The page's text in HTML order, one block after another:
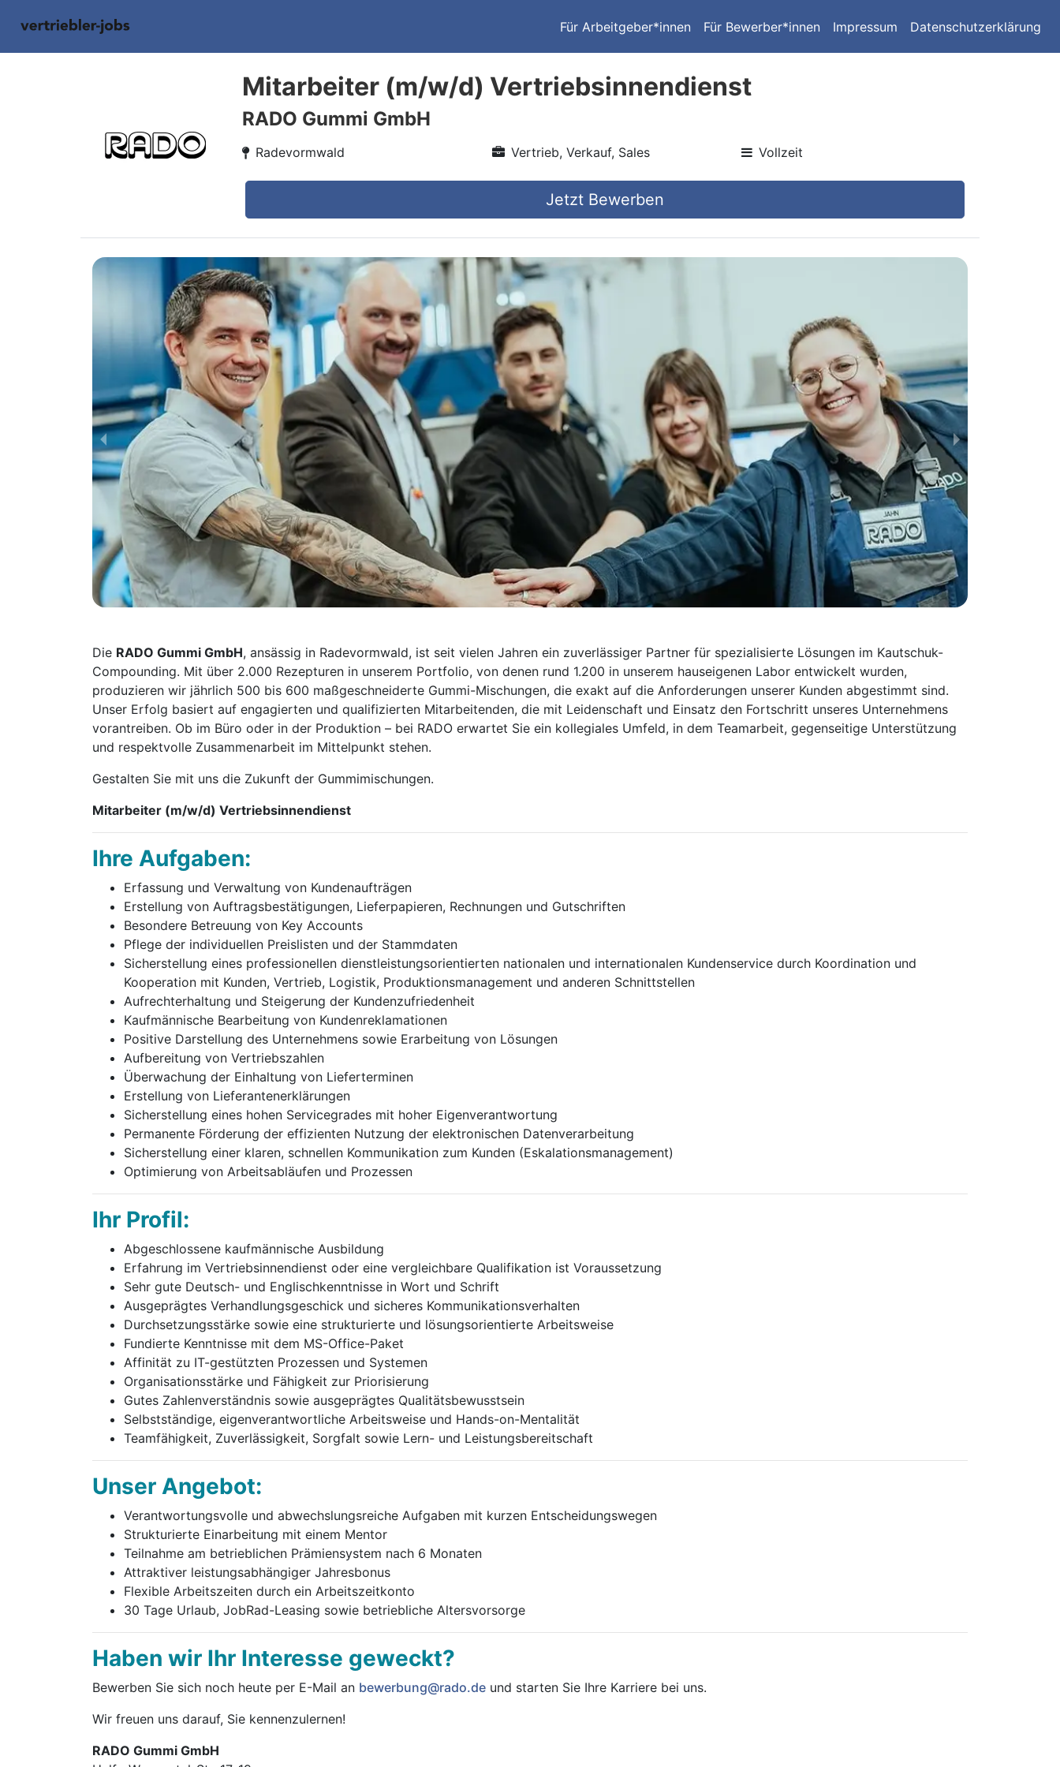
Für Arbeitgeber*innen Für Bewerber*innen Impressum Datenschutzerklärung
Mitarbeiter (m/w/d) Vertriebsinnendienst
RADO Gummi GmbH
Radevormwald Vertrieb, Verkauf, Sales Vollzeit
Jetzt Bewerben
Die RADO Gummi GmbH, ansässig in Radevormwald, ist seit vielen Jahren ein zuverlässiger Partner für spezialisierte Lösungen im Kautschuk-
Compounding. Mit über 2.000 Rezepturen in unserem Portfolio, von denen rund 1.200 in unserem hauseigenen Labor entwickelt wurden,
produzieren wir jährlich 500 bis 600 maßgeschneiderte Gummi-Mischungen, die exakt auf die Anforderungen unserer Kunden abgestimmt sind.
Unser Erfolg basiert auf engagierten und qualifizierten Mitarbeitenden, die mit Leidenschaft und Einsatz den Fortschritt unseres Unternehmens
vorantreiben. Ob im Büro oder in der Produktion – bei RADO erwartet Sie ein kollegiales Umfeld, in dem Teamarbeit, gegenseitige Unterstützung
und respektvolle Zusammenarbeit im Mittelpunkt stehen.
Gestalten Sie mit uns die Zukunft der Gummimischungen.
Mitarbeiter (m/w/d) Vertriebsinnendienst
Ihre Aufgaben:
Erfassung und Verwaltung von Kundenaufträgen
Erstellung von Auftragsbestätigungen, Lieferpapieren, Rechnungen und Gutschriften
Besondere Betreuung von Key Accounts
Pflege der individuellen Preislisten und der Stammdaten
Sicherstellung eines professionellen dienstleistungsorientierten nationalen und internationalen Kundenservice durch Koordination und
Kooperation mit Kunden, Vertrieb, Logistik, Produktionsmanagement und anderen Schnittstellen
Aufrechterhaltung und Steigerung der Kundenzufriedenheit
Kaufmännische Bearbeitung von Kundenreklamationen
Positive Darstellung des Unternehmens sowie Erarbeitung von Lösungen
Aufbereitung von Vertriebszahlen
Überwachung der Einhaltung von Lieferterminen
Erstellung von Lieferantenerklärungen
Sicherstellung eines hohen Servicegrades mit hoher Eigenverantwortung
Permanente Förderung der effizienten Nutzung der elektronischen Datenverarbeitung
Sicherstellung einer klaren, schnellen Kommunikation zum Kunden (Eskalationsmanagement)
Optimierung von Arbeitsabläufen und Prozessen
Ihr Profil:
Abgeschlossene kaufmännische Ausbildung
Erfahrung im Vertriebsinnendienst oder eine vergleichbare Qualifikation ist Voraussetzung
Sehr gute Deutsch- und Englischkenntnisse in Wort und Schrift
Ausgeprägtes Verhandlungsgeschick und sicheres Kommunikationsverhalten
Durchsetzungsstärke sowie eine strukturierte und lösungsorientierte Arbeitsweise
Fundierte Kenntnisse mit dem MS-Office-Paket
Affinität zu IT-gestützten Prozessen und Systemen
Organisationsstärke und Fähigkeit zur Priorisierung
Gutes Zahlenverständnis sowie ausgeprägtes Qualitätsbewusstsein
Selbstständige, eigenverantwortliche Arbeitsweise und Hands-on-Mentalität
Teamfähigkeit, Zuverlässigkeit, Sorgfalt sowie Lern- und Leistungsbereitschaft
Unser Angebot:
Verantwortungsvolle und abwechslungsreiche Aufgaben mit kurzen Entscheidungswegen
Strukturierte Einarbeitung mit einem Mentor
Teilnahme am betrieblichen Prämiensystem nach 6 Monaten
Attraktiver leistungsabhängiger Jahresbonus
Flexible Arbeitszeiten durch ein Arbeitszeitkonto
30 Tage Urlaub, JobRad-Leasing sowie betriebliche Altersvorsorge
Haben wir Ihr Interesse geweckt?
Bewerben Sie sich noch heute per E-Mail an bewerbung@rado.de und starten Sie Ihre Karriere bei uns.
Wir freuen uns darauf, Sie kennenzulernen!
RADO Gummi GmbH